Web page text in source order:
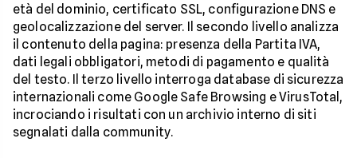
età del dominio, certificato SSL, configurazione DNS e
geolocalizzazione del server. Il secondo livello analizza
il contenuto della pagina: presenza della Partita IVA,
dati legali obbligatori, metodi di pagamento e qualità
del testo. Il terzo livello interroga database di sicurezza
internazionali come Google Safe Browsing e VirusTotal,
incrociando i risultati con un archivio interno di siti
segnalati dalla community.